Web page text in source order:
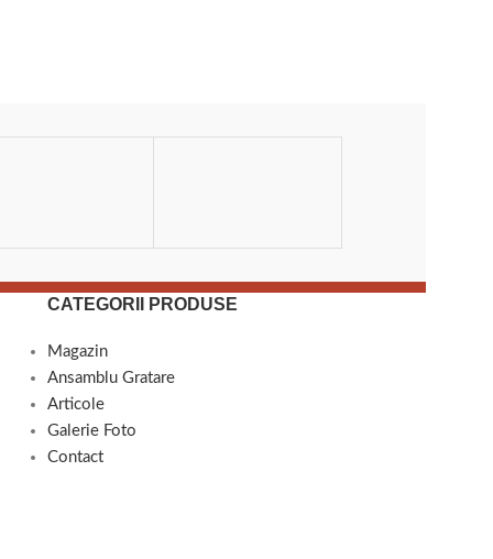
CATEGORII PRODUSE
Magazin
Ansamblu Gratare
Articole
Galerie Foto
Contact